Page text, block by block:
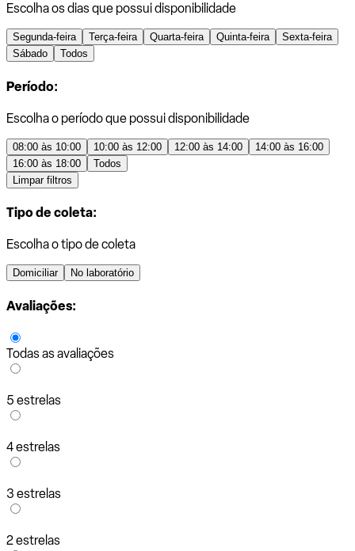
Escolha os dias que possui disponibilidade
Segunda-feira Terça-feira Quarta-feira Quinta-feira
Sexta-feira
Sábado
Todos
Período:
Escolha o período que possui disponibilidade
08:00 às 10:00 10:00 às 12:00 12:00 às 14:00
14:00 às 16:00
16:00 às 18:00
Todos
Limpar filtros
Tipo de coleta:
Escolha o tipo de coleta
Domiciliar No laboratório
Avaliações:
Todas as avaliações
5 estrelas
4 estrelas
3 estrelas
2 estrelas